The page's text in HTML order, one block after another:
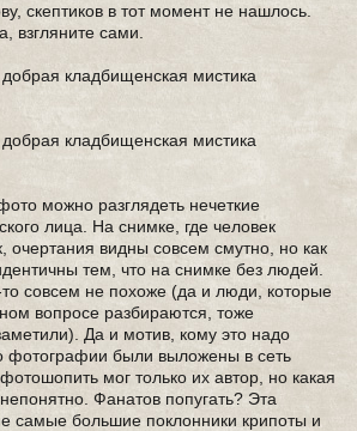
скептиков в тот момент не нашлось.
взгляните сами.
можно разглядеть нечеткие
лица. На снимке, где человек
очертания видны совсем смутно, но как
тем, что на снимке без людей.
совсем не похоже (да и люди, которые
вопросе разбираются, тоже
Да и мотив, кому это надо
фотографии были выложены в сеть
мог только их автор, но какая
Фанатов попугать? Эта
самые большие поклонники крипоты и